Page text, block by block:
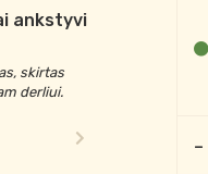
ankstyvi
skirtas
derliui.
-